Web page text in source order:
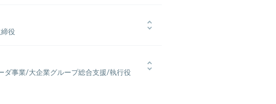
ーカー部門で国内営業・海外営業両方を経験。
く対応し、世界各国でベンダーとのアライアンス
2016年、アマゾンジャパン合同会社へ入社。
、その後は急速なグロースを遂げるAmazon Pay
。2024年、ラクスル株式会社へ参画しエンター
役
の後同社の柱となる既存顧客専任の営業チームを
カ事業の立ち上げを牽引。帰国後、2018年より
取締役としてビジネス全般をリード。
ダ事業/大企業グループ総合支援/執行役
ードへ入社。アカウントマネージャーとして大手